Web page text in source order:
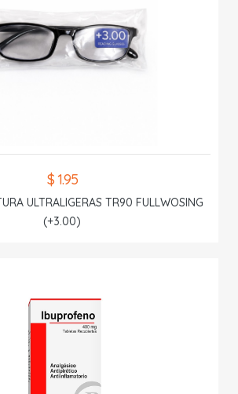
$ 1.95
ULTRALIGERAS TR90 FULLWOSING
(+3.00)